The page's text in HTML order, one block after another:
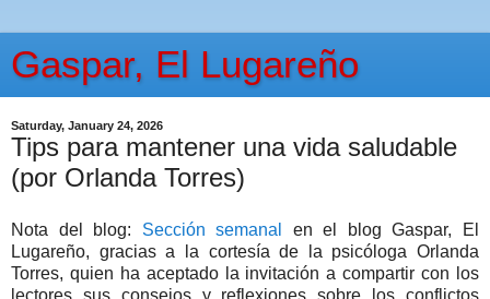
Gaspar, El Lugareño
Saturday, January 24, 2026
Tips para mantener una vida saludable
(por Orlanda Torres)
Nota del blog: Sección semanal
en el blog Gaspar, El
Lugareño, gracias a la cortesía de la psicóloga Orlanda
Torres, quien ha aceptado la invitación a compartir con los
lectores sus consejos y reflexiones sobre los conflictos